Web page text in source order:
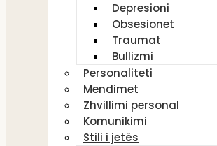
Depresioni
Obsesionet
Traumat
Bullizmi
Personaliteti
Mendimet
Zhvillimi personal
Komunikimi
Stili i jetës